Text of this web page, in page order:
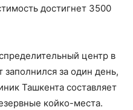
достигнет 3500
центр в
заполнился за один день,
Ташкента составляет
койко-места.